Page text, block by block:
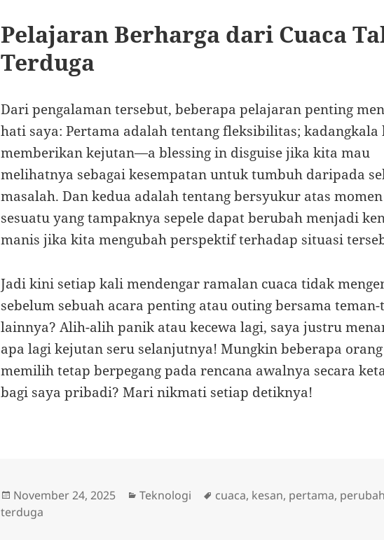
Pelajaran Berharga dari Cuaca
Terduga
Dari pengalaman tersebut, beberapa pelajaran penting
hati saya: Pertama adalah tentang fleksibilitas; kadangkala
memberikan kejutan—a blessing in disguise jika kita mau
melihatnya sebagai kesempatan untuk tumbuh daripada
masalah. Dan kedua adalah tentang bersyukur atas
sesuatu yang tampaknya sepele dapat berubah menjadi
manis jika kita mengubah perspektif terhadap situasi
Jadi kini setiap kali mendengar ramalan cuaca tidak
sebelum sebuah acara penting atau outing bersama
lainnya? Alih-alih panik atau kecewa lagi, saya justru
apa lagi kejutan seru selanjutnya! Mungkin beberapa
memilih tetap berpegang pada rencana awalnya secara
bagi saya pribadi? Mari nikmati setiap detiknya!
Posted
on
November 24, 2025 Categories
Teknologi Tags
cuaca, kesan, pertama,
terduga